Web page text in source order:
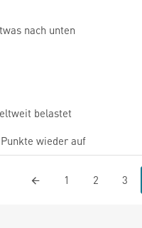
nach unten
belastet
wieder auf
1 2 3